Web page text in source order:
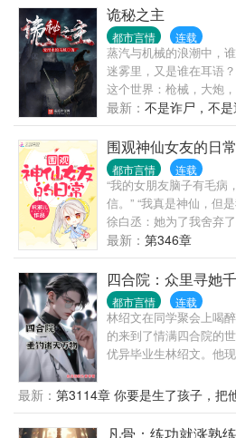
他发现这里有太多值得
精彩起来．寂寞的海潮
的发生地是一个无视人
都是那么的传
诡秘之主
都市言情 连载
蒸汽与机械的浪潮中，
迷雾里，又是谁在耳语
这个世界：枪械，大炮
药，占卜，诅咒，倒吊
耀，神秘从未远离，这
最新： 不是诈尸，不
围观神仙女友的日常
都市言情 连载
“我的女朋友脑子有毛病
信。” “我真是神仙，但
徐白丞：她为了我舍弃
么理由不爱她一辈子。
虐。
最新： 第346章
四合院：众里寻她
都市言情 连载
林绍文在同学聚会上喝
的来到了情满四合院的
优异毕业生林绍文。他
还是去轧钢厂当一名默
说，就选择了厂医。没
医生，那不等于是杀人
最新： 第3114章 你要是生了孩子，把